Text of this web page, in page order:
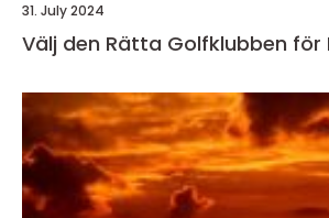
31. July 2024
Välj den Rätta Golfklubben för